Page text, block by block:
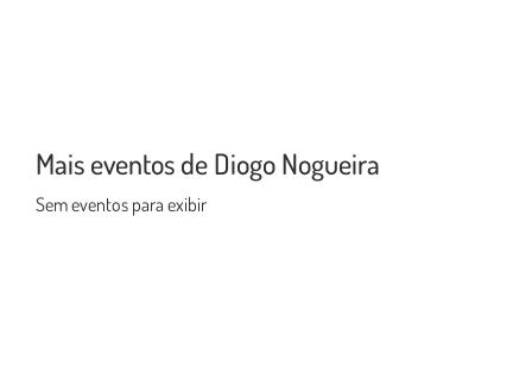
Mais eventos de Diogo Nogueira
Sem eventos para exibir